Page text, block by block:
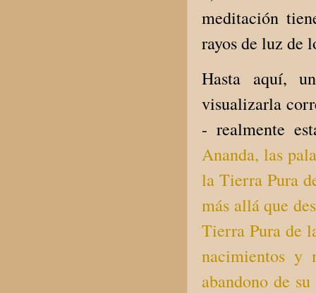
meditación
rayos de luz de
Hasta aquí,
visualizarla
- realmente
Ananda, las
la Tierra Pura
más allá que
Tierra Pura de
nacimientos y
abandono de